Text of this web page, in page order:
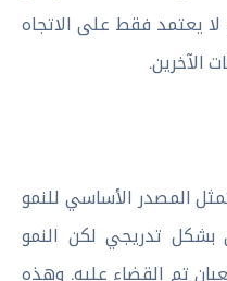
يعتمد فقط على الاتجاه
الآخرين.
المصدر الأساسي للنمو
بشكل تدريجي لكن النمو
تم القضاء عليه. وهذه